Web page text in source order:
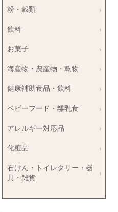
粉・穀類
飲料
お菓子
海産物・農産物・乾物
健康補助食品・飲料
ベビーフード・離乳食
アレルギー対応品
化粧品
石けん・トイレタリー・器
具・雑貨